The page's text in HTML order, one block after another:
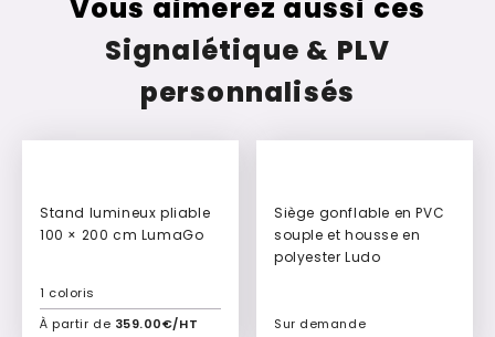
Vous aimerez aussi ces
Signalétique & PLV
personnalisés
Stand lumineux pliable
100 × 200 cm LumaGo
À partir de 359.00€/HT
1 coloris
Siège gonflable en PVC
souple et housse en
polyester Ludo
Sur demande